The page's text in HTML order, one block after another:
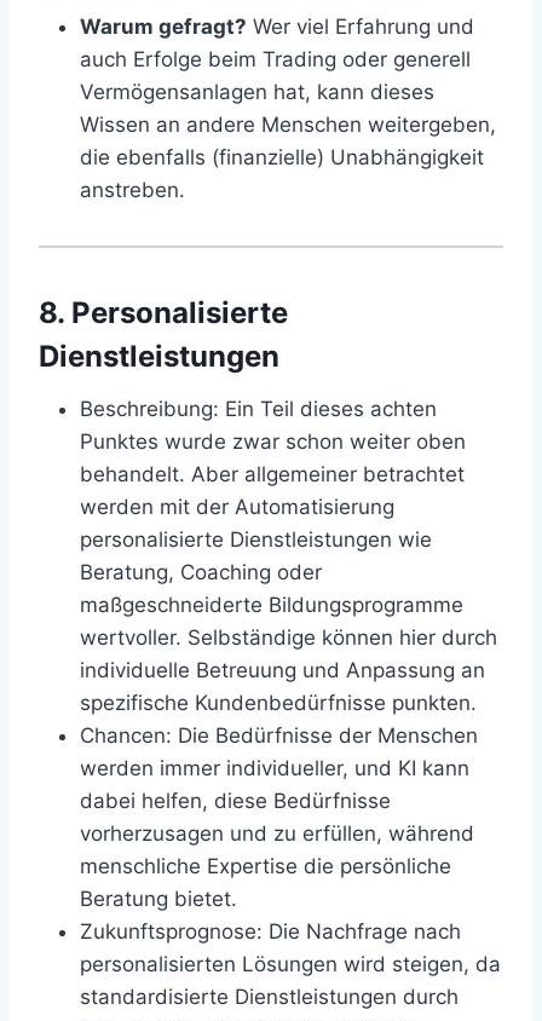
Warum gefragt? Wer viel Erfahrung und
auch Erfolge beim Trading oder generell
Vermögensanlagen hat, kann dieses
Wissen an andere Menschen weitergeben,
die ebenfalls (finanzielle) Unabhängigkeit
anstreben.
8. Personalisierte
Dienstleistungen
Beschreibung: Ein Teil dieses achten
Punktes wurde zwar schon weiter oben
behandelt. Aber allgemeiner betrachtet
werden mit der Automatisierung
personalisierte Dienstleistungen wie
Beratung, Coaching oder
maßgeschneiderte Bildungsprogramme
wertvoller. Selbständige können hier durch
individuelle Betreuung und Anpassung an
spezifische Kundenbedürfnisse punkten.
Chancen: Die Bedürfnisse der Menschen
werden immer individueller, und KI kann
dabei helfen, diese Bedürfnisse
vorherzusagen und zu erfüllen, während
menschliche Expertise die persönliche
Beratung bietet.
Zukunftsprognose: Die Nachfrage nach
personalisierten Lösungen wird steigen, da
standardisierte Dienstleistungen durch